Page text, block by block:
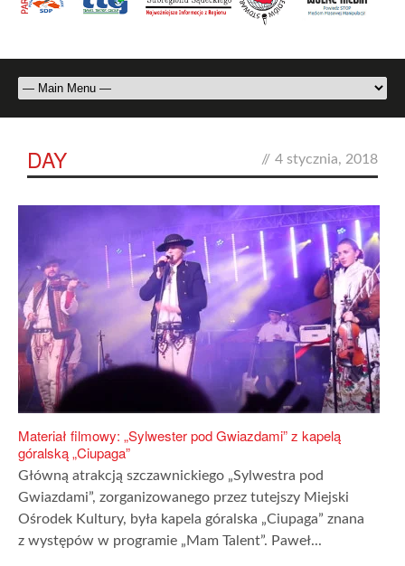
DAY // 4 stycznia, 2018
Materiał filmowy: „Sylwester pod Gwiazdami” z kapelą
góralską „Ciupaga”
Główną atrakcją szczawnickiego „Sylwestra pod
Gwiazdami”, zorganizowanego przez tutejszy Miejski
Ośrodek Kultury, była kapela góralska „Ciupaga” znana
z występów w programie „Mam Talent”. Paweł...